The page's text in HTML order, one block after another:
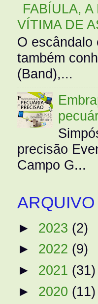
FABÍULA,
VÍTIMA DE
O escândalo
também
(Band),...
precisão
Campo G...
► 2023 (2)
► 2022 (9)
► 2021 (31)
► 2020 (11)